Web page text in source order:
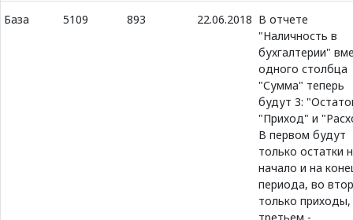
База 5109 893 22.06.2018 В отчете
"Наличность в
бухгалтерии"
одного столбца
"Сумма" теперь
будут 3:
"Приход" и
В первом будут
только остатки
начало и на
периода, во
только приходы,